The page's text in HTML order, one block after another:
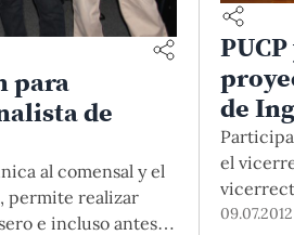
para
de
al comensal y el
permite realizar
e incluso antes
de
el
09.07.2012